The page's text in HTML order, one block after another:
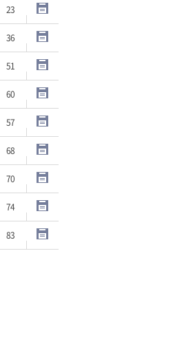
23
36
51
60
57
68
70
74
83